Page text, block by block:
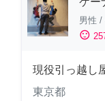
男性 /
sentiment_satisfied
現役引っ越し
東京都